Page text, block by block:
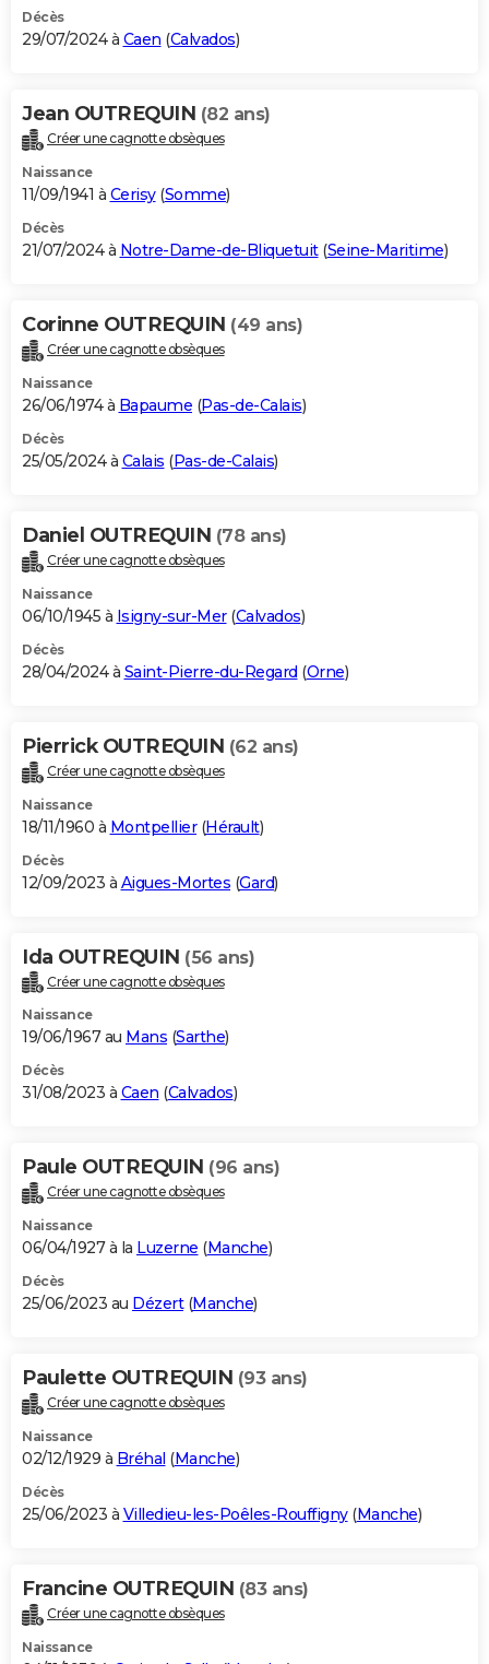
Décès
29/07/2024 à Caen (Calvados)
Jean OUTREQUIN (82 ans)
Créer une cagnotte obsèques
Naissance
11/09/1941 à Cerisy(Somme)
Décès
21/07/2024 à Notre-Dame-de-Bliquetuit(Seine-Maritime)
Corinne OUTREQUIN (49 ans)
Créer une cagnotte obsèques
Naissance
26/06/1974 à Bapaume (Pas-de-Calais)
Décès
25/05/2024 à Calais (Pas-de-Calais)
Daniel OUTREQUIN (78 ans)
Créer une cagnotte obsèques
Naissance
06/10/1945 à Isigny-sur-Mer(Calvados)
Décès
28/04/2024 à Saint-Pierre-du-Regard (Orne)
Pierrick OUTREQUIN (62 ans)
Créer une cagnotte obsèques
Naissance
18/11/1960 à Montpellier(Hérault)
Décès
12/09/2023 à Aigues-Mortes (Gard)
Ida OUTREQUIN (56 ans)
Créer une cagnotte obsèques
Naissance
19/06/1967 au Mans (Sarthe)
Décès
31/08/2023 à Caen (Calvados)
Paule OUTREQUIN (96 ans)
Créer une cagnotte obsèques
Naissance
06/04/1927 à la Luzerne (Manche)
Décès
25/06/2023 au Dézert(Manche)
Paulette OUTREQUIN (93 ans)
Créer une cagnotte obsèques
Naissance
02/12/1929 à Bréhal (Manche)
Décès
25/06/2023 à Villedieu-les-Poêles-Rouffigny(Manche)
Francine OUTREQUIN (83 ans)
Créer une cagnotte obsèques
Naissance